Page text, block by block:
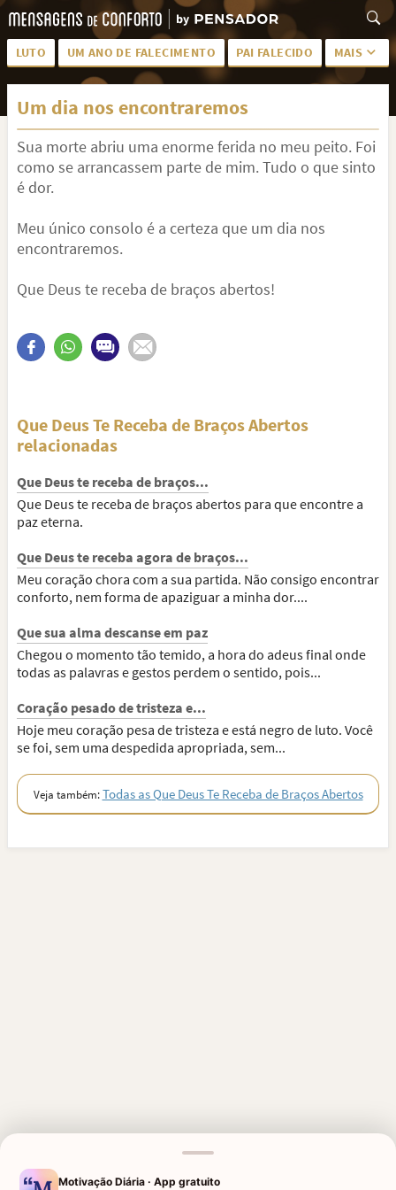
LUTO UM ANO DE FALECIMENTO PAI FALECIDO MAIS
LUTO PARA AMIGA PALAVRAS
PÊSAMES PARA AMIGA DESCANSE EM PAZ
MEUS SENTIMENTOS
Um dia nos encontraremos
Sua morte abriu uma enorme ferida no meu peito. Foi
como se arrancassem parte de mim. Tudo o que sinto
é dor.
Meu único consolo é a certeza que um dia nos
encontraremos.
Que Deus te receba de braços abertos!
Que Deus Te Receba de Braços Abertos
relacionadas
Que Deus te receba de braços...
Que Deus te receba de braços abertos para que encontre a
paz eterna.
Que Deus te receba agora de braços...
Meu coração chora com a sua partida. Não consigo encontrar
conforto, nem forma de apaziguar a minha dor....
Que sua alma descanse em paz
Chegou o momento tão temido, a hora do adeus final onde
todas as palavras e gestos perdem o sentido, pois...
Coração pesado de tristeza e...
Hoje meu coração pesa de tristeza e está negro de luto. Você
se foi, sem uma despedida apropriada, sem...
Veja também:Todas as Que Deus Te Receba de Braços Abertos
MENSAGENS RELACIONADAS
Motivação Diária · App gratuito